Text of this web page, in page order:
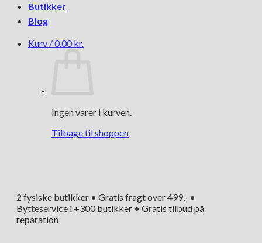
Butikker
Blog
Kurv /0.00 kr.
Ingen varer i kurven.
Tilbage til shoppen
2 fysiske butikker • Gratis fragt over 499,- •
Bytteservice i +300 butikker • Gratis tilbud på
reparation